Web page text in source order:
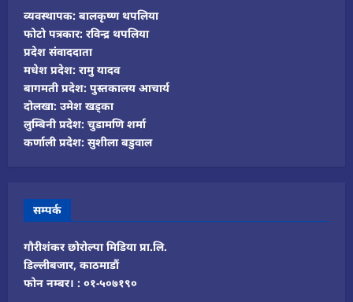
व्यवस्थापक: बालकृष्ण थपलिया
फोटो पत्रकार: रविन्द्र थपलिया
प्रदेश संवाददाता
मधेश प्रदेश: रामु यादव
बागमती प्रदेश: पुस्तकालय आचार्य
दोलखा: उमेश खड्का
लुम्बिनी प्रदेश: चुडामणि शर्मा
कर्णाली प्रदेश: सुशीला बडुवाल
सम्पर्क
गौरीशंकर छोरोल्पा मिडिया प्रा.लि.
डिल्लीबजार, काठमाडौं
फोन नम्बर। : ०१-५०७१९०